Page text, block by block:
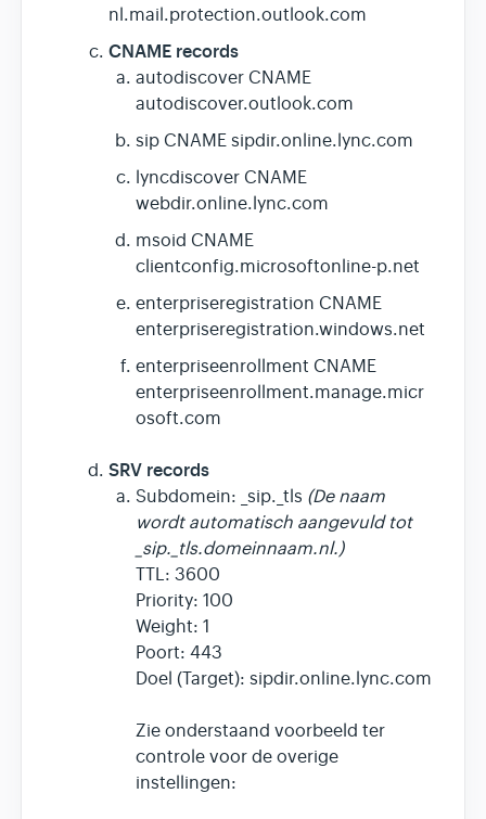
nl.mail.protection.outlook.com
CNAME records
autodiscover CNAME
autodiscover.outlook.com
sip CNAME sipdir.online.lync.com
lyncdiscover CNAME
webdir.online.lync.com
msoid CNAME
clientconfig.microsoftonline-p.net
enterpriseregistration CNAME
enterpriseregistration.windows.net
enterpriseenrollment CNAME
enterpriseenrollment.manage.micr
osoft.com
SRV records
Subdomein: _sip._tls (De naam
wordt automatisch aangevuld tot
_sip._tls.domeinnaam.nl.)
TTL: 3600
Priority: 100
Weight: 1
Poort: 443
Doel (Target): sipdir.online.lync.com
Zie onderstaand voorbeeld ter
controle voor de overige
instellingen: